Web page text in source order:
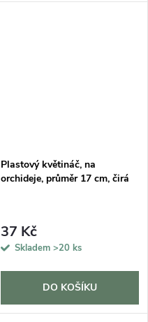
Plastový květináč, na
orchideje, průměr 17 cm, čirá
37 Kč
Skladem >20 ks
DO KOŠÍKU